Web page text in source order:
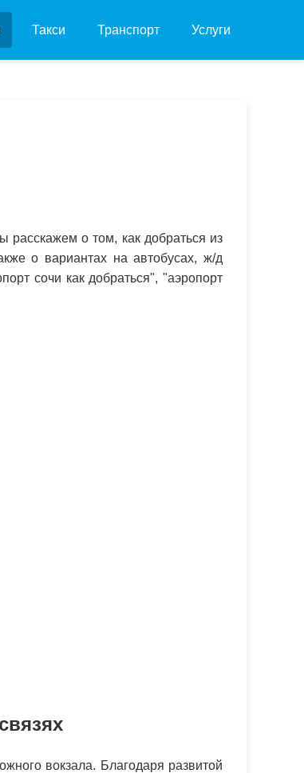
Такси Транспорт Услуги
расскажем о том, как добраться из
о вариантах на автобусах, ж/д
сочи как добраться", "аэропорт
вокзала. Благодаря развитой